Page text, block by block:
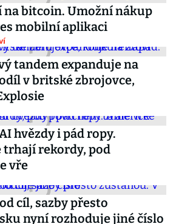
na bitcoin. Umožní nákup
mobilní aplikaci
tandem expanduje na
v britské zbrojovce,
hvězdy i pád ropy.
trhají rekordy, pod
vře
cíl, sazby přesto
nyní rozhoduje jiné číslo